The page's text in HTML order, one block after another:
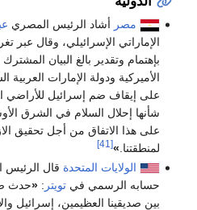
مصر أشاد الرئيس المصري
الإماراتي الإسرائيلي، وقال عبر
بإهتمام وتقدير بالغ البيان المشترك
الأميركية ودولة الإمارات
على إيقاف ضم إسرائيل للأراضي
شأنها إحلال السلام في الشرق
على هذا الاتفاق من أجل تحقيق
لمنطقتنا.»
[41]
الولايات المتحدة قال الرئيس
حسابه الرسمي فيتويتر :
«حدث
بين صديقينا العظيمين، إسرائيل